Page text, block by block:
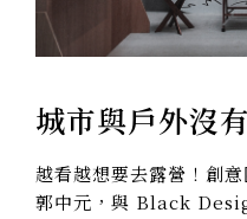
城市與戶外沒
越看越想要去露營！創
郭中元，與 Black